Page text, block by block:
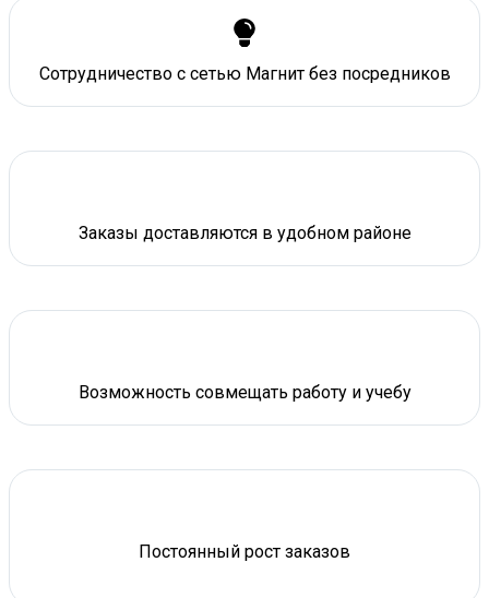
Сотрудничество с сетью Магнит без посредников
Заказы доставляются в удобном районе
Возможность совмещать работу и учебу
Постоянный рост заказов